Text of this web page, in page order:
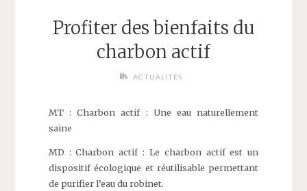
Profiter des bienfaits du
charbon actif
ACTUALITÉS
MT : Charbon actif : Une eau naturellement
saine
MD : Charbon actif : Le charbon actif est un
dispositif écologique et réutilisable permettant
de purifier l’eau du robinet.